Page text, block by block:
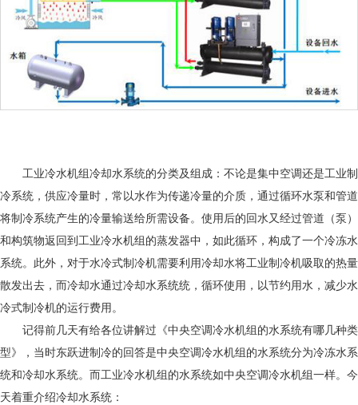
工业冷水机组冷却水系统的分类及组成：不论是集中空调还是工业制
冷系统，供应冷量时，常以水作为传递冷量的介质，通过循环水泵和管道
将制冷系统产生的冷量输送给所需设备。使用后的回水又经过管道（泵）
和构筑物返回到工业冷水机组的蒸发器中，如此循环，构成了一个冷冻水
系统。此外，对于水冷式制冷机需要利用冷却水将工业制冷机吸取的热量
散发出去，而冷却水通过冷却水系统统，循环使用，以节约用水，减少水
冷式制冷机的运行费用。
记得前几天有给各位讲解过《中央空调冷水机组的水系统有哪几种类
型》，当时东跃进制冷的回答是中央空调冷水机组的水系统分为冷冻水系
统和冷却水系统。而工业冷水机组的水系统如中央空调冷水机组一样。今
天着重介绍冷却水系统：